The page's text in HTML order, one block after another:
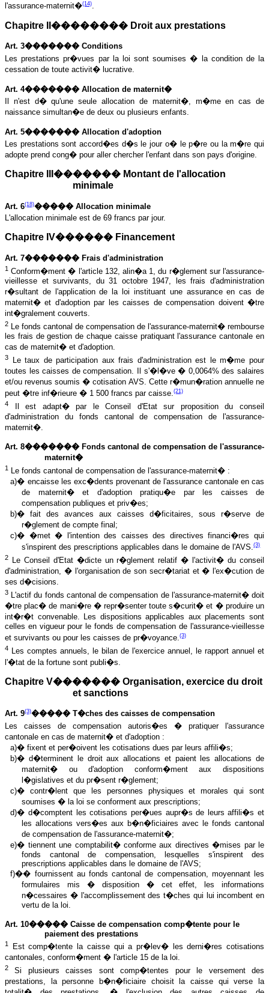
l'assurance-maternit�(14).
Chapitre II�������� Droit aux prestations
Art. 3������� Conditions
Les prestations pr�vues par la loi sont soumises � la condition de la
cessation de toute activit� lucrative.
Art. 4������� Allocation de maternit�
Il n'est d� qu'une seule allocation de maternit�, m�me en cas de
naissance simultan�e de deux ou plusieurs enfants.
Art. 5������� Allocation d'adoption
Les prestations sont accord�es d�s le jour o� le p�re ou la m�re qui
adopte prend cong� pour aller chercher l'enfant dans son pays d'origine.
Chapitre III������� Montant de l'allocation
minimale
Art. 6(18)����� Allocation minimale
L'allocation minimale est de 69 francs par jour.
Chapitre IV������ Financement
Art. 7������� Frais d'administration
1 Conform�ment � l'article 132, alin�a 1, du r�glement sur l'assurance-
vieillesse et survivants, du 31 octobre 1947, les frais d'administration
r�sultant de l'application de la loi instituant une assurance en cas de
maternit� et d'adoption par les caisses de compensation doivent �tre
int�gralement couverts.
2 Le fonds cantonal de compensation de l'assurance-maternit� rembourse
les frais de gestion de chaque caisse pratiquant l'assurance cantonale en
cas de maternit� et d'adoption.
3
Le taux de participation aux frais d'administration est le m�me pour
toutes les caisses de compensation. Il s'�l�ve � 0,0064% des salaires
et/ou revenus soumis � cotisation AVS. Cette r�mun�ration annuelle ne
peut �tre inf�rieure � 1 500 francs par caisse.(21)
4
Il est adapt� par le Conseil d'Etat sur proposition du conseil
d'administration du fonds cantonal de compensation de l'assurance-
maternit�.
Art. 8������� Fonds cantonal de compensation de l'assurance-
maternit�
1
Le fonds cantonal de compensation de l'assurance-maternit� :
a)� encaisse les exc�dents provenant de l'assurance cantonale en cas
de maternit� et d'adoption pratiqu�e par les caisses de
compensation publiques et priv�es;
b)� fait des avances aux caisses d�ficitaires, sous r�serve de
r�glement de compte final;
c)� �met � l'intention des caisses des directives financi�res qui
s'inspirent des prescriptions applicables dans le domaine de l'AVS.(3)
2
Le Conseil d'Etat �dicte un r�glement relatif � l'activit� du conseil
d'administration, � l'organisation de son secr�tariat et � l'ex�cution de
ses d�cisions.
3 L'actif du fonds cantonal de compensation de l'assurance-maternit� doit
�tre plac� de mani�re � repr�senter toute s�curit� et � produire un
int�r�t convenable. Les dispositions applicables aux placements sont
celles en vigueur pour le fonds de compensation de l'assurance-vieillesse
et survivants ou pour les caisses de pr�voyance.(3)
4 Les comptes annuels, le bilan de l'exercice annuel, le rapport annuel et
l'�tat de la fortune sont publi�s.
Chapitre V������� Organisation, exercice du droit
et sanctions
Art. 9(3)����� T�ches des caisses de compensation
Les caisses de compensation autoris�es � pratiquer l'assurance
cantonale en cas de maternit� et d'adoption :
a)� fixent et per�oivent les cotisations dues par leurs affili�s;
b)� d�terminent le droit aux allocations et paient les allocations de
maternit� ou d'adoption conform�ment aux dispositions
l�gislatives et du pr�sent r�glement;
c)� contr�lent que les personnes physiques et morales qui sont
soumises � la loi se conforment aux prescriptions;
d)� d�comptent les cotisations per�ues aupr�s de leurs affili�s et
les allocations vers�es aux b�n�ficiaires avec le fonds cantonal
de compensation de l'assurance-maternit�;
e)� tiennent une comptabilit� conforme aux directives �mises par le
fonds cantonal de compensation, lesquelles s'inspirent des
prescriptions applicables dans le domaine de l'AVS;
f)�� fournissent au fonds cantonal de compensation, moyennant les
formulaires mis � disposition � cet effet, les informations
n�cessaires � l'accomplissement des t�ches qui lui incombent en
vertu de la loi.
Art. 10����� Caisse de compensation comp�tente pour le
paiement des prestations
1
Est comp�tente la caisse qui a pr�lev� les derni�res cotisations
cantonales, conform�ment � l'article 15 de la loi.
2
Si plusieurs caisses sont comp�tentes pour le versement des
prestations, la personne b�n�ficiaire choisit la caisse qui verse la